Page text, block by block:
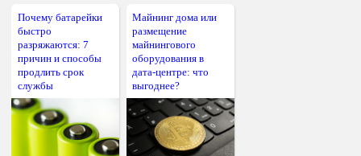
Почему батарейки
быстро
разряжаются: 7
причин и способы
продлить срок
службы
Майнинг дома или
размещение
майнингового
оборудования в
дата-центре: что
выгоднее?